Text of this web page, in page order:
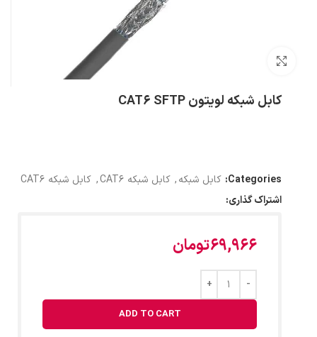
کابل شبکه لویتون CAT6 SFTP
Categories: کابل شبکه, کابل شبکه CAT6 , کابل شبکه CAT6
اشتراک گذاری:
69,966تومان
ADD TO CART